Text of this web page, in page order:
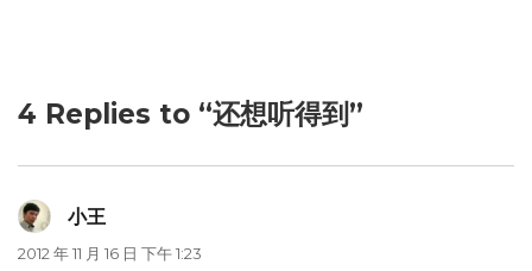
4 Replies to “还想听得到”
小王
道：
2012 年 11 月 16 日 下午 1:23